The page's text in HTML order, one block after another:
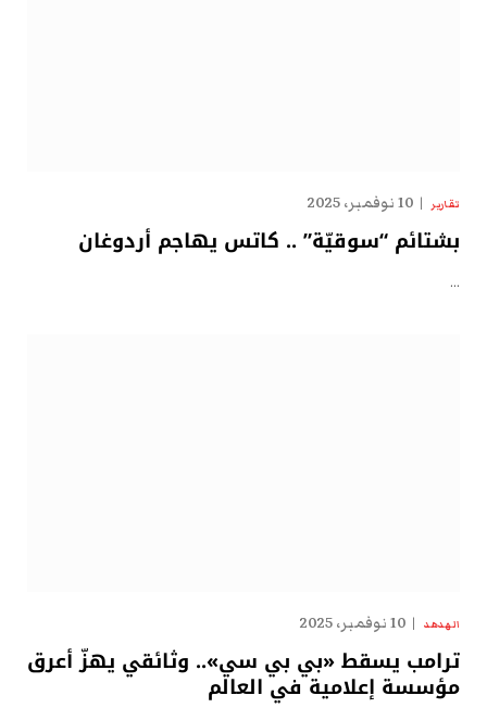
تقارير 10 نوفمبر، 2025
بشتائم “سوقيّة” .. كاتس يهاجم أردوغان
…
الهدهد 10 نوفمبر، 2025
ترامب يسقط «بي بي سي».. وثائقي يهزّ أعرق
مؤسسة إعلامية في العالم